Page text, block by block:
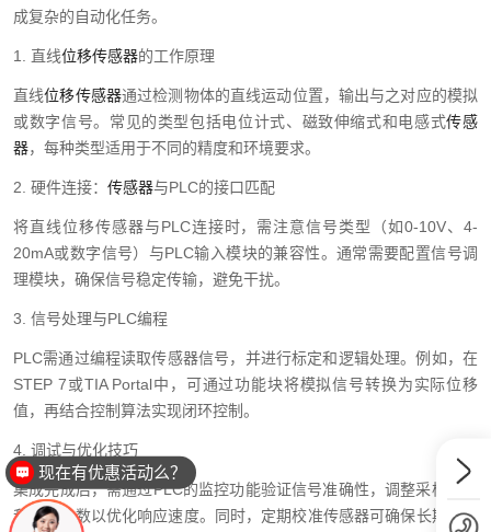
成复杂的自动化任务。
1. 直线位移传感器的工作原理
直线位移传感器通过检测物体的直线运动位置，输出与之对应的模拟
或数字信号。常见的类型包括电位计式、磁致伸缩式和电感式传感
器，每种类型适用于不同的精度和环境要求。
2. 硬件连接： 传感器与PLC的接口匹配
将直线位移传感器与PLC连接时，需注意信号类型（如0-10V、4-
20mA或数字信号）与PLC输入模块的兼容性。通常需要配置信号调
理模块，确保信号稳定传输，避免干扰。
3. 信号处理与PLC编程
PLC需通过编程读取传感器信号，并进行标定和逻辑处理。例如，在
STEP 7或TIA Portal中，可通过功能块将模拟信号转换为实际位移
值，再结合控制算法实现闭环控制。
4. 调试与优化技巧
集成完成后，需通过PLC的监控功能验证信号准确性，调整采样频率
和滤波参数以优化响应速度。同时，定期校准传感器可确保长期稳定
现在有优惠活动么？